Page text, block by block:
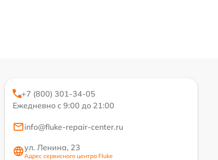
+7 (800) 301-34-05
Ежедневно с 9:00 до 21:00
info@fluke-repair-center.ru
ул. Ленина, 23
Адрес сервисного центра Fluke